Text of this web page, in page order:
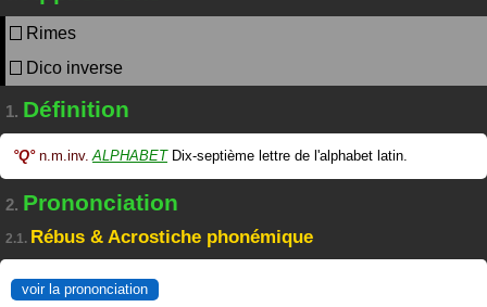
Rimes
Dico inverse
1. Définition
°Q° n.m.inv. ALPHABET Dix-septième lettre de l'alphabet latin.
2. Prononciation
2.1. Rébus & Acrostiche phonémique
voir la prononciation